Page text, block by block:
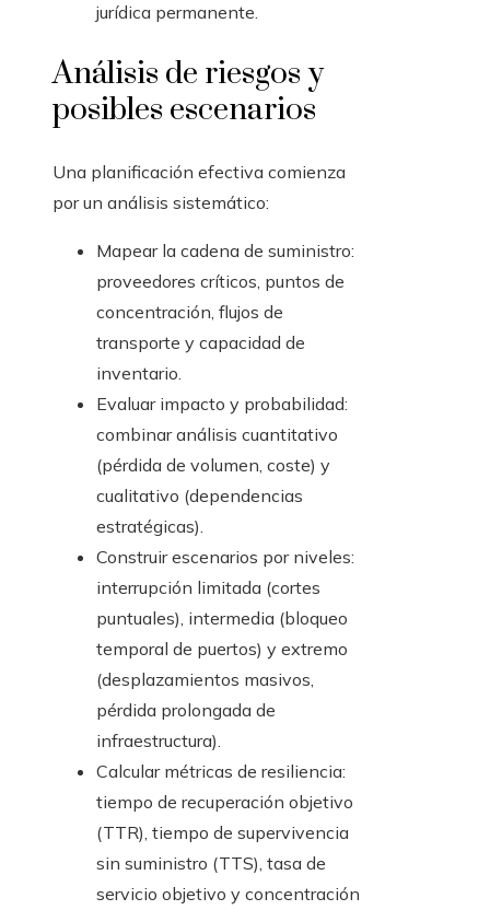
jurídica permanente.
Análisis de riesgos y
posibles escenarios
Una planificación efectiva comienza
por un análisis sistemático:
Mapear la cadena de suministro:
proveedores críticos, puntos de
concentración, flujos de
transporte y capacidad de
inventario.
Evaluar impacto y probabilidad:
combinar análisis cuantitativo
(pérdida de volumen, coste) y
cualitativo (dependencias
estratégicas).
Construir escenarios por niveles:
interrupción limitada (cortes
puntuales), intermedia (bloqueo
temporal de puertos) y extremo
(desplazamientos masivos,
pérdida prolongada de
infraestructura).
Calcular métricas de resiliencia:
tiempo de recuperación objetivo
(TTR), tiempo de supervivencia
sin suministro (TTS), tasa de
servicio objetivo y concentración